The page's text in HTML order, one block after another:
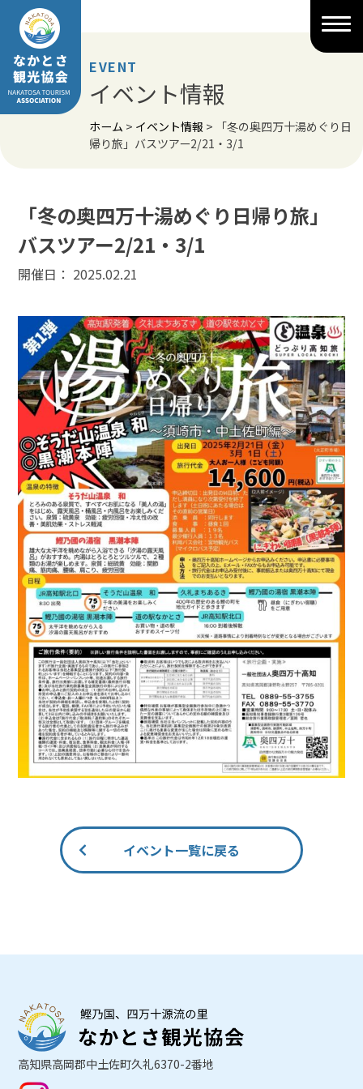
Skip
content
EVENT
イベント情報
ホーム > イベント情報 >
「冬の奥四万十湯めぐり日
帰り旅」バスツアー2/21・3/1
「冬の奥四万十湯めぐり日帰り旅」
バスツアー2/21・3/1
開催日： 2025.02.21
イベント一覧に戻る
高知県高岡郡中土佐町久礼6370-2番地